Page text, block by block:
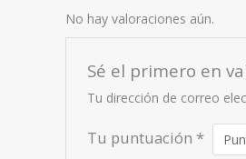
No hay valoraciones aún.
Sé el primero en
Tu dirección de correo
Tu puntuación *